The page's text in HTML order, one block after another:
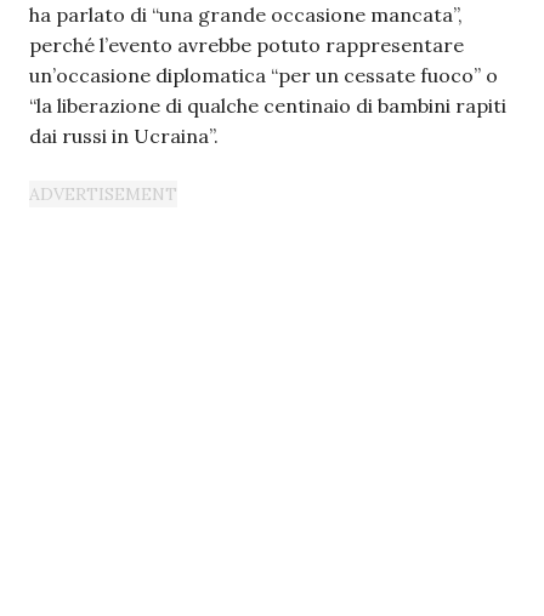
ha parlato di “una grande occasione mancata”,
perché l’evento avrebbe potuto rappresentare
un’occasione diplomatica “per un cessate fuoco” o
“la liberazione di qualche centinaio di bambini rapiti
dai russi in Ucraina”.